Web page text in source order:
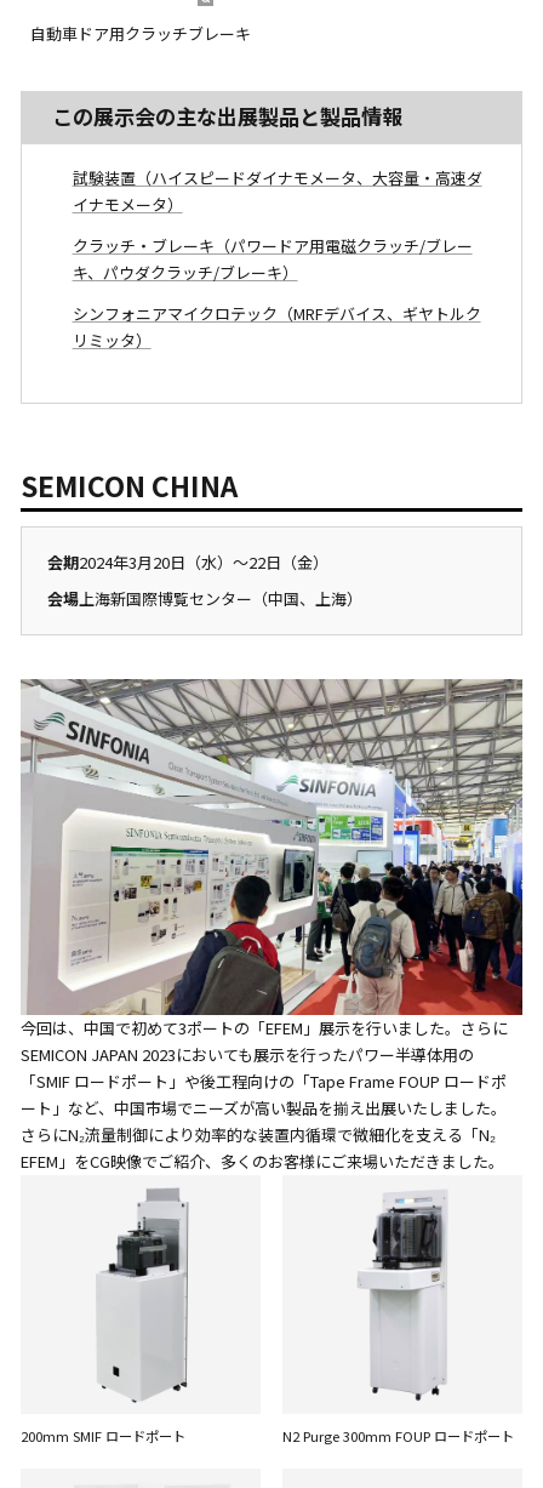
自動車ドア用クラッチブレーキ
この展示会の主な出展製品と製品情報
試験装置（ハイスピードダイナモメータ、大容量・高速ダ
イナモメータ）
クラッチ・ブレーキ（パワードア用電磁クラッチ/ブレー
キ、パウダクラッチ/ブレーキ）
シンフォニアマイクロテック（MRFデバイス、ギヤトルク
リミッタ）
SEMICON CHINA
会期2024年3月20日（水）〜22日（金）
会場上海新国際博覧センター（中国、上海）
今回は、中国で初めて3ポートの「EFEM」展示を行いました。さらに
SEMICON JAPAN 2023においても展示を行ったパワー半導体用の
「SMIF ロードポート」や後工程向けの「Tape Frame FOUP ロードポ
ート」など、中国市場でニーズが高い製品を揃え出展いたしました。
さらにN₂流量制御により効率的な装置内循環で微細化を支える「N₂
EFEM」をCG映像でご紹介、多くのお客様にご来場いただきました。
200mm SMIF ロードポート N2 Purge 300mm FOUP ロードポート